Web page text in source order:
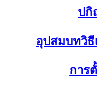
ป
อุปสมบทวิ
การ